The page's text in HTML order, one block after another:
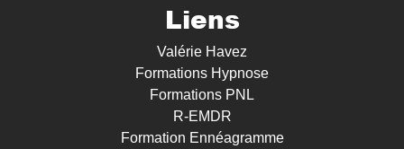
Liens
Valérie Havez
Formations Hypnose
Formations PNL
R-EMDR
Formation Ennéagramme